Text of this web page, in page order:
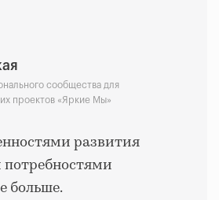
сообщества для
проектов «Яркие Мы»
развития
больше.